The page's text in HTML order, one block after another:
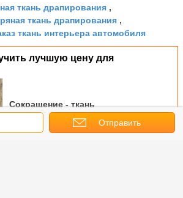
ткань драпирования ,
ткань драпирования ,
ткань интерьера автомобиля
лучшую цену для
Сокращение - ткань
драпирования устойчивой
мягкой ткани ватки
автоматическая внутренняя
Отправить